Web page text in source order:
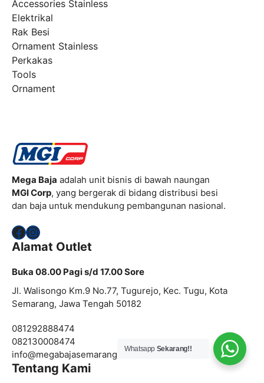
Accessories Stainless
Elektrikal
Rak Besi
Ornament Stainless
Perkakas
Tools
Ornament
Mega Baja adalah unit bisnis di bawah naungan
MGI Corp, yang bergerak di bidang distribusi besi
dan baja untuk mendukung pembangunan nasional.
Facebook
Instagram
Alamat Outlet
Buka 08.00 Pagi s/d 17.00 Sore
Jl. Walisongo Km.9 No.77, Tugurejo, Kec. Tugu, Kota
Semarang, Jawa Tengah 50182
081292888474
082130008474
info@megabajasemarang.com
Tentang Kami
Whatsapp Sekarang!!